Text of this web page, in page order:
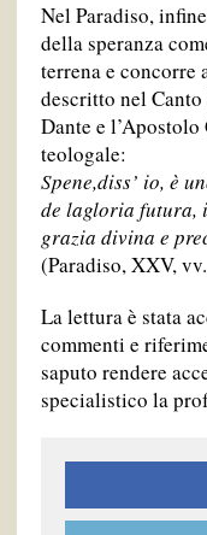
Nel Paradiso,
della speranza
terrena e concorre
descritto nel
Dante e
teologale:
Spene,diss’ io, è
de lagloria futura,
grazia divina e
(Paradiso, XXV,
La lettura è stata
commenti e
saputo rendere
specialistico la